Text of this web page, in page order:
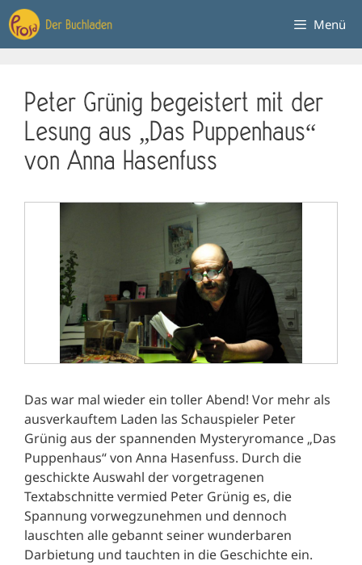
Zum
Inhalt
springen
Menü
Peter Grünig begeistert mit der
Lesung aus „Das Puppenhaus“
von Anna Hasenfuss
Das war mal wieder ein toller Abend! Vor mehr als
ausverkauftem Laden las Schauspieler Peter
Grünig aus der spannenden Mysteryromance „Das
Puppenhaus“ von Anna Hasenfuss. Durch die
geschickte Auswahl der vorgetragenen
Textabschnitte vermied Peter Grünig es, die
Spannung vorwegzunehmen und dennoch
lauschten alle gebannt seiner wunderbaren
Darbietung und tauchten in die Geschichte ein.